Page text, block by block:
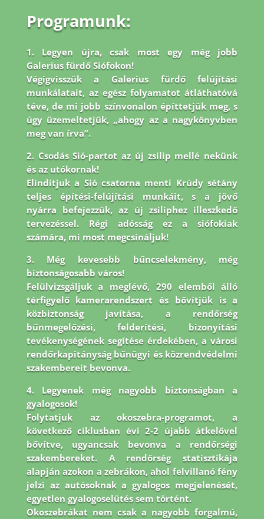
Programunk:
1. Legyen újra, csak most egy még jobb
Galerius fürdő Siófokon!
Végigvisszük a Galerius fürdő felújítási
munkálatait, az egész folyamatot átláthatóvá
téve, de mi jobb színvonalon építtetjük meg, s
úgy üzemeltetjük, „ahogy az a nagykönyvben
meg van írva”.
2. Csodás Sió-partot az új zsilip mellé nekünk
és az utókornak!
Elindítjuk a Sió csatorna menti Krúdy sétány
teljes építési-felújítási munkáit, s a jövő
nyárra befejezzük, az új zsiliphez illeszkedő
tervezéssel. Régi adósság ez a siófokiak
számára, mi most megcsináljuk!
3. Még kevesebb bűncselekmény, még
biztonságosabb város!
Felülvizsgáljuk a meglévő, 290 elemből álló
térfigyelő kamerarendszert és bővítjük is a
közbiztonság javítása, a rendőrség
bűnmegelőzési, felderítési, bizonyítási
tevékenységének segítése érdekében, a városi
rendőrkapitányság bűnügyi és közrendvédelmi
szakembereit bevonva.
4. Legyenek még nagyobb biztonságban a
gyalogosok!
Folytatjuk az okoszebra-programot, a
következő ciklusban évi 2-2 újabb átkelővel
bővítve, ugyancsak bevonva a rendőrségi
szakembereket. A rendőrség statisztikája
alapján azokon a zebrákon, ahol felvillanó fény
jelzi az autósoknak a gyalogos megjelenését,
egyetlen gyalogoselütés sem történt.
Okoszebrákat nem csak a nagyobb forgalmú,